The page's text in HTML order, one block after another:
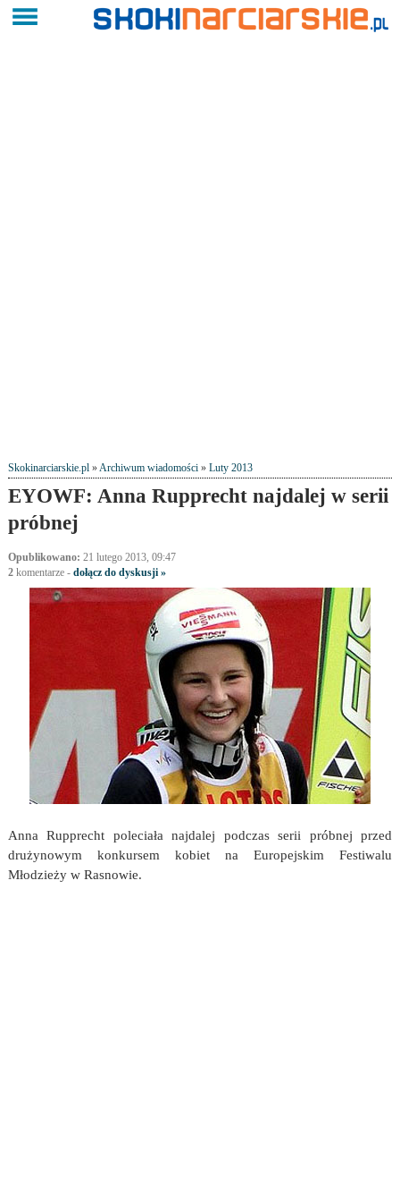
Skokinarciarskie.pl»Archiwum wiadomości» Luty 2013
EYOWF: Anna Rupprecht najdalej w serii
próbnej
Opublikowano: 21 lutego 2013, 09:47
2komentarze- dołącz do dyskusji »
Anna Rupprecht poleciała najdalej podczas serii próbnej przed
drużynowym konkursem kobiet na Europejskim Festiwalu
Młodzieży w Rasnowie.